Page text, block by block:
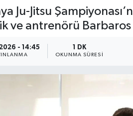
Ju-Jitsu
ve antrenörü Barbaros
- 14:45 1 DK
OKUNMA SÜRESI